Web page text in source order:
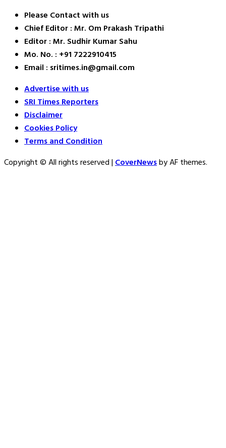
Please Contact with us
Chief Editor : Mr. Om Prakash Tripathi
Editor : Mr. Sudhir Kumar Sahu
Mo. No. : +91 7222910415
Email : sritimes.in@gmail.com
Advertise with us
SRI Times Reporters
Disclaimer
Cookies Policy
Terms and Condition
Copyright © All rights reserved|CoverNewsby AF themes.